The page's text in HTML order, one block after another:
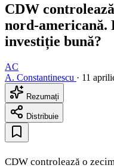
CDW
nord-americană.
investiție bună?
AC
A. Constantinescu · 11
Rezumați
Distribuie
CDW controlează o